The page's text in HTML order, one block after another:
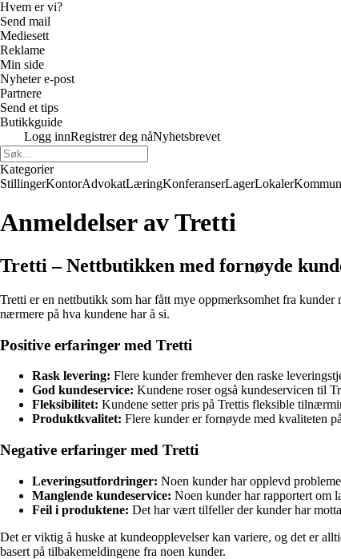
Hvem er vi?
Send mail
Mediesett
Reklame
Min side
Nyheter e-post
Partnere
Send et tips
Butikkguide
Logg innRegistrer deg nåNyhetsbrevet
Kategorier
StillingerKontorAdvokatLæringKonferanserLagerLokaler
Anmeldelser av Tretti
Tretti – Nettbutikken med fornøyde
Tretti er en nettbutikk som har fått mye oppmerksomhet fra
nærmere på hva kundene har å si.
Positive erfaringer med Tretti
Rask levering: Flere kunder fremhever den raske
God kundeservice: Kundene roser også kundeservicen til
Fleksibilitet: Kundene setter pris på Trettis fleksible
Produktkvalitet: Flere kunder er fornøyde med kvaliteten
Negative erfaringer med Tretti
Leveringsutfordringer: Noen kunder har opplevd
Manglende kundeservice: Noen kunder har rapportert om
Feil i produktene: Det har vært tilfeller der kunder har
Det er viktig å huske at kundeopplevelser kan variere, og det er
basert på tilbakemeldingene fra noen kunder.